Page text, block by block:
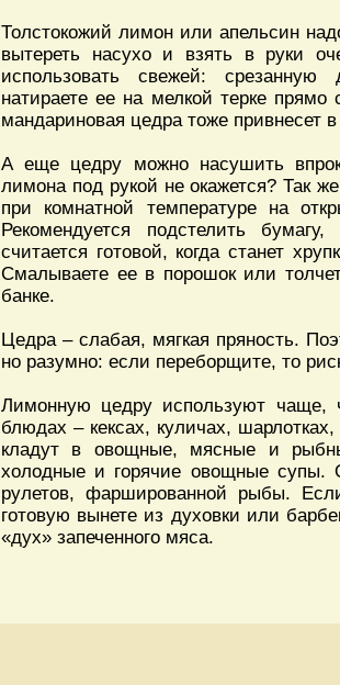
Толстокожий лимон или апельсин
вытереть насухо и взять в руки
использовать свежей:
натираете ее на мелкой терке
мандариновая цедра тоже привнесет
А еще цедру можно насушить
лимона под рукой не окажется? Так
при комнатной температуре на
Рекомендуется подстелить
считается готовой, когда станет
Смалываете ее в порошок или
банке.
Цедра – слабая, мягкая пряность.
но разумно: если переборщите, то
Лимонную цедру используют чаще,
блюдах – кексах, куличах,
кладут в овощные, мясные и
холодные и горячие овощные супы.
рулетов, фаршированной рыбы.
готовую вынете из духовки или
«дух» запеченного мяса.